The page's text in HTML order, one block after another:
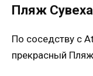
Пляж
По соседству с
прекрасный